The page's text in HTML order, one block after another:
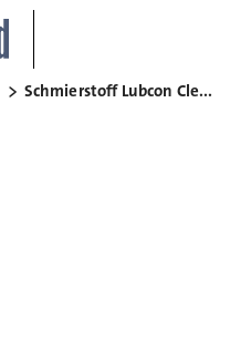
Schmierstoff Lubcon Clean